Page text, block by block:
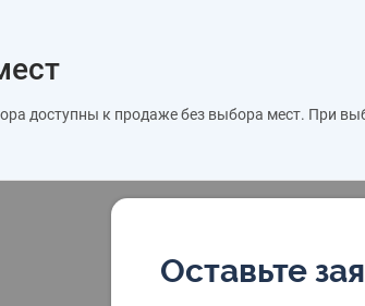
доступны к продаже без выбора мест. При
Оставьте